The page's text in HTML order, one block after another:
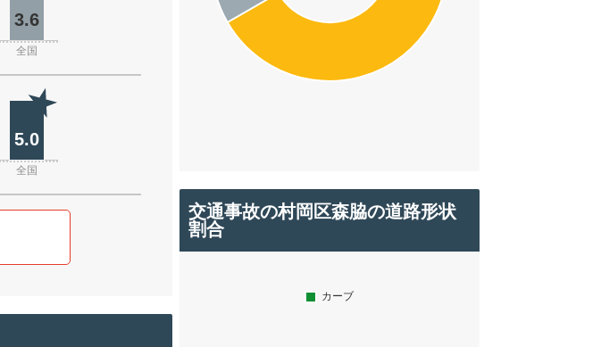
3.6
全国
5.0
全国
交通事故の村岡区森脇の道路形状
割合